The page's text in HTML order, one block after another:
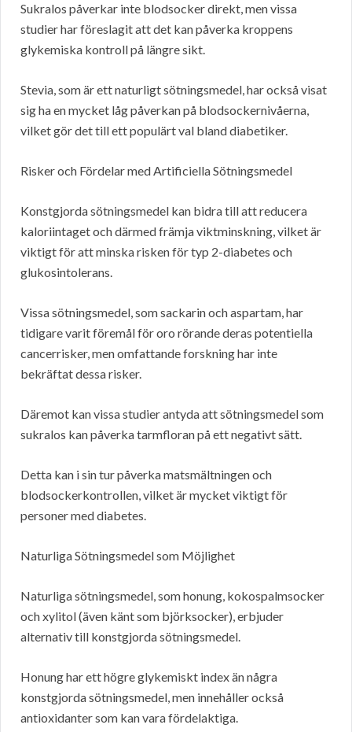
Sukralos påverkar inte blodsocker direkt, men vissa
studier har föreslagit att det kan påverka kroppens
glykemiska kontroll på längre sikt.
Stevia, som är ett naturligt sötningsmedel, har också visat
sig ha en mycket låg påverkan på blodsockernivåerna,
vilket gör det till ett populärt val bland diabetiker.
Risker och Fördelar med Artificiella Sötningsmedel
Konstgjorda sötningsmedel kan bidra till att reducera
kaloriintaget och därmed främja viktminskning, vilket är
viktigt för att minska risken för typ 2-diabetes och
glukosintolerans.
Vissa sötningsmedel, som sackarin och aspartam, har
tidigare varit föremål för oro rörande deras potentiella
cancerrisker, men omfattande forskning har inte
bekräftat dessa risker.
Däremot kan vissa studier antyda att sötningsmedel som
sukralos kan påverka tarmfloran på ett negativt sätt.
Detta kan i sin tur påverka matsmältningen och
blodsockerkontrollen, vilket är mycket viktigt för
personer med diabetes.
Naturliga Sötningsmedel som Möjlighet
Naturliga sötningsmedel, som honung, kokospalmsocker
och xylitol (även känt som björksocker), erbjuder
alternativ till konstgjorda sötningsmedel.
Honung har ett högre glykemiskt index än några
konstgjorda sötningsmedel, men innehåller också
antioxidanter som kan vara fördelaktiga.